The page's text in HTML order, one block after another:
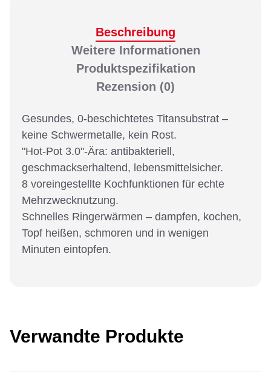
Beschreibung
Weitere Informationen
Produktspezifikation
Rezension (0)
Gesundes, 0-beschichtetes Titansubstrat –
keine Schwermetalle, kein Rost.
"Hot-Pot 3.0"-Ära: antibakteriell,
geschmackserhaltend, lebensmittelsicher.
8 voreingestellte Kochfunktionen für echte
Mehrzwecknutzung.
Schnelles Ringerwärmen – dampfen, kochen,
Topf heißen, schmoren und in wenigen
Minuten eintopfen.
Verwandte Produkte